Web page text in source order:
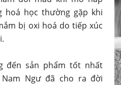
hoá học thường gặp khi
bị oxi hoá do tiếp xúc
đến sản phẩm tốt nhất
Ngư đã cho ra đời